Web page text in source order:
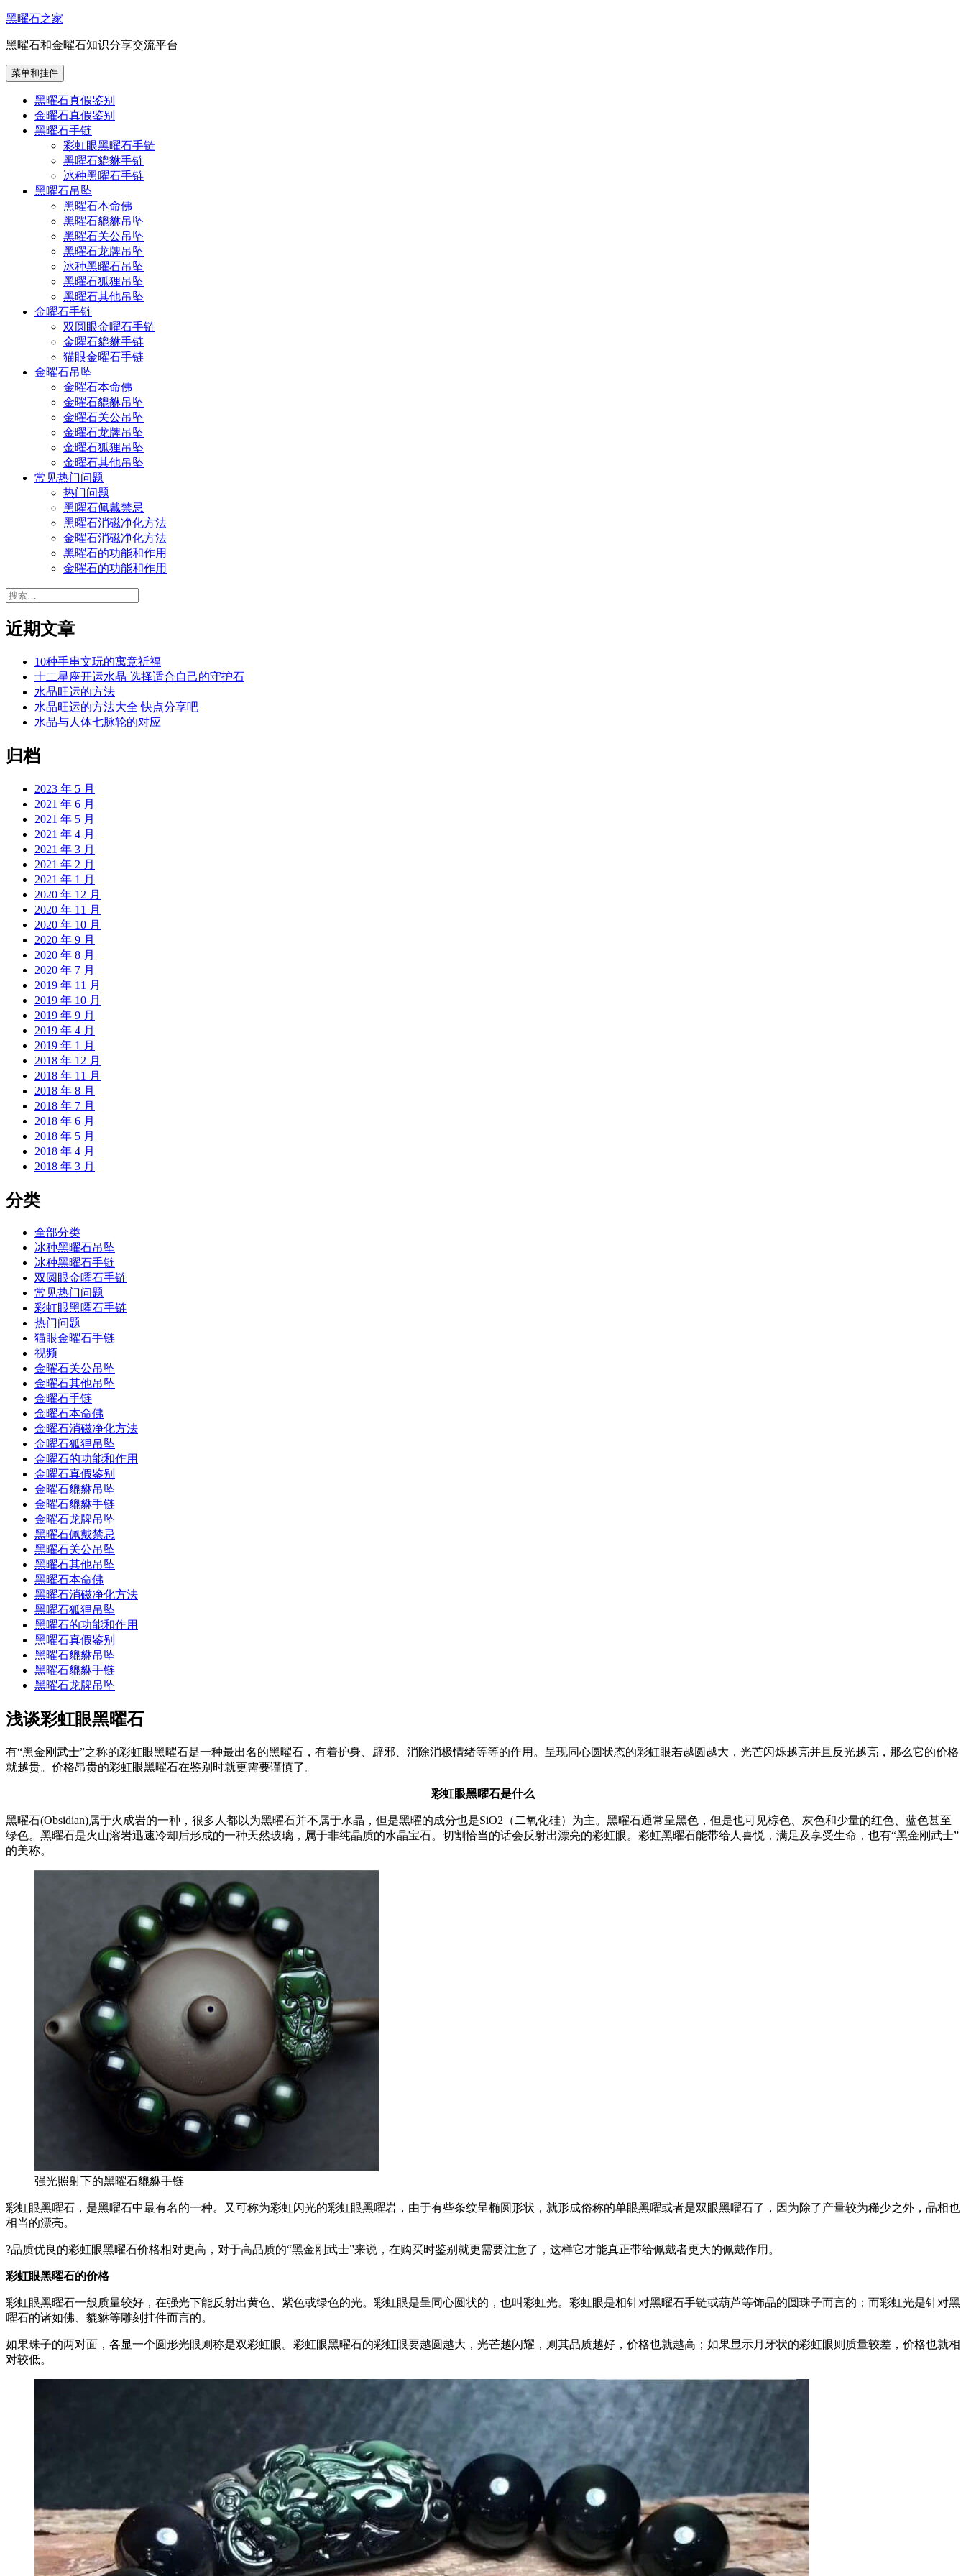
跳
内
容
黑曜石之家
黑曜石和金曜石知识分享交流平台
菜单和挂件
黑曜石真假鉴别
金曜石真假鉴别
黑曜石手链
彩虹眼黑曜石手链
黑曜石貔貅手链
冰种黑曜石手链
黑曜石吊坠
黑曜石本命佛
黑曜石貔貅吊坠
黑曜石关公吊坠
黑曜石龙牌吊坠
冰种黑曜石吊坠
黑曜石狐狸吊坠
黑曜石其他吊坠
金曜石手链
双圆眼金曜石手链
金曜石貔貅手链
猫眼金曜石手链
金曜石吊坠
金曜石本命佛
金曜石貔貅吊坠
金曜石关公吊坠
金曜石龙牌吊坠
金曜石狐狸吊坠
金曜石其他吊坠
常见热门问题
热门问题
黑曜石佩戴禁忌
黑曜石消磁净化方法
金曜石消磁净化方法
黑曜石的功能和作用
金曜石的功能和作用
搜
近期文章
10种手串文玩的寓意祈福
十二星座开运水晶 选择适合自己的守护石
水晶旺运的方法
水晶旺运的方法大全 快点分享吧
水晶与人体七脉轮的对应
归档
2023 年 5 月
2021 年 6 月
2021 年 5 月
2021 年 4 月
2021 年 3 月
2021 年 2 月
2021 年 1 月
2020 年 12 月
2020 年 11 月
2020 年 10 月
2020 年 9 月
2020 年 8 月
2020 年 7 月
2019 年 11 月
2019 年 10 月
2019 年 9 月
2019 年 4 月
2019 年 1 月
2018 年 12 月
2018 年 11 月
2018 年 8 月
2018 年 7 月
2018 年 6 月
2018 年 5 月
2018 年 4 月
2018 年 3 月
分类
全部分类
冰种黑曜石吊坠
冰种黑曜石手链
双圆眼金曜石手链
常见热门问题
彩虹眼黑曜石手链
热门问题
猫眼金曜石手链
视频
金曜石关公吊坠
金曜石其他吊坠
金曜石手链
金曜石本命佛
金曜石消磁净化方法
金曜石狐狸吊坠
金曜石的功能和作用
金曜石真假鉴别
金曜石貔貅吊坠
金曜石貔貅手链
金曜石龙牌吊坠
黑曜石佩戴禁忌
黑曜石关公吊坠
黑曜石其他吊坠
黑曜石本命佛
黑曜石消磁净化方法
黑曜石狐狸吊坠
黑曜石的功能和作用
黑曜石真假鉴别
黑曜石貔貅吊坠
黑曜石貔貅手链
黑曜石龙牌吊坠
浅谈彩虹眼黑曜石
有“黑金刚武士”之称的彩虹眼黑曜石是一种最出名的黑曜石，有着护身、辟邪、消除消极情绪等等的作用。呈现同心圆状态的彩虹眼若越圆越大，光芒闪烁越亮并且反光越亮，那么它的价格
就越贵。价格昂贵的彩虹眼黑曜石在鉴别时就更需要谨慎了。
彩虹眼黑曜石是什么
黑曜石(Obsidian)属于火成岩的一种，很多人都以为黑曜石并不属于水晶，但是黑曜的成分也是SiO2（二氧化硅）为主。黑曜石通常呈黑色，但是也可见棕色、灰色和少量的红色、蓝色甚至
绿色。黑曜石是火山溶岩迅速冷却后形成的一种天然玻璃，属于非纯晶质的水晶宝石。切割恰当的话会反射出漂亮的彩虹眼。彩虹黑曜石能带给人喜悦，满足及享受生命，也有“黑金刚武士”
的美称。
强光照射下的黑曜石貔貅手链
彩虹眼黑曜石，是黑曜石中最有名的一种。又可称为彩虹闪光的彩虹眼黑曜岩，由于有些条纹呈椭圆形状，就形成俗称的单眼黑曜或者是双眼黑曜石了，因为除了产量较为稀少之外，品相也
相当的漂亮。
?品质优良的彩虹眼黑曜石价格相对更高，对于高品质的“黑金刚武士”来说，在购买时鉴别就更需要注意了，这样它才能真正带给佩戴者更大的佩戴作用。
彩虹眼黑曜石的价格
彩虹眼黑曜石一般质量较好，在强光下能反射出黄色、紫色或绿色的光。彩虹眼是呈同心圆状的，也叫彩虹光。彩虹眼是相针对黑曜石手链或葫芦等饰品的圆珠子而言的；而彩虹光是针对黑
曜石的诸如佛、貔貅等雕刻挂件而言的。
如果珠子的两对面，各显一个圆形光眼则称是双彩虹眼。彩虹眼黑曜石的彩虹眼要越圆越大，光芒越闪耀，则其品质越好，价格也就越高；如果显示月牙状的彩虹眼则质量较差，价格也就相
对较低。